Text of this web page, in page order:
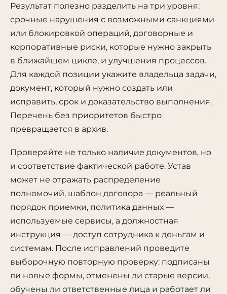
Результат полезно разделить на три уровня:
срочные нарушения с возможными санкциями
или блокировкой операций, договорные и
корпоративные риски, которые нужно закрыть
в ближайшем цикле, и улучшения процессов.
Для каждой позиции укажите владельца задачи,
документ, который нужно создать или
исправить, срок и доказательство выполнения.
Перечень без приоритетов быстро
превращается в архив.
Проверяйте не только наличие документов, но
и соответствие фактической работе. Устав
может не отражать распределение
полномочий, шаблон договора — реальный
порядок приемки, политика данных —
используемые сервисы, а должностная
инструкция — доступ сотрудника к деньгам и
системам. После исправлений проведите
выборочную повторную проверку: подписаны
ли новые формы, отменены ли старые версии,
обучены ли ответственные лица и работает ли